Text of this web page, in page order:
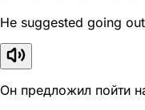
He suggested going
Он предложил пойти